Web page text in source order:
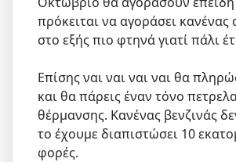
πρόκειται να αγοράσει
στο εξής πιο φτηνά γιατί πάλι
Επίσης ναι ναι ναι ναι θα
και θα πάρεις έναν τόνο
θέρμανσης. Κανένας βενζινάς
το έχουμε διαπιστώσει 10
φορές.